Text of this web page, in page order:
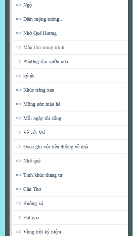
=> Ngộ
=> Đêm mộng tưởng..
=> Nhớ Quê Hương
=> Màu tím trung trinh
=> Phượng tím vườn xưa
=> ký ức
=> Khúc trăng xưa
=> Mộng ước mùa hè
=> Mỗi ngày tôi sống
=> Về với Má
=> Đoạn ghi vội trên đường về nhà
=> Nhớ quê
=> Tình khúc tháng tư
=> Cần Thơ
=> Buông xả
=> Hạt gạo
=> Vùng trời kỷ niệm